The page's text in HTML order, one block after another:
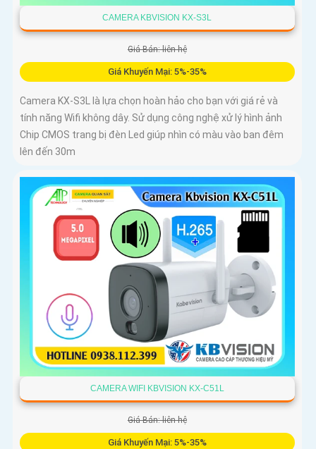
CAMERA KBVISION KX-S3L
Giá Bán: liên hệ
Giá Khuyến Mại: 5%-35%
Camera KX-S3L là lựa chọn hoàn hảo cho bạn với giá rẻ và
tính năng Wifi không dây. Sử dụng công nghệ xử lý hình ảnh
Chip CMOS trang bị đèn Led giúp nhìn có màu vào ban đêm
lên đến 30m
CAMERA WIFI KBVISION KX-C51L
Giá Bán: liên hệ
Giá Khuyến Mại: 5%-35%